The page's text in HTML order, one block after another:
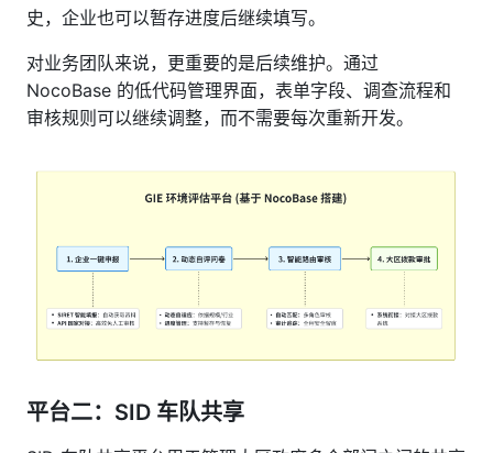
史，企业也可以暂存进度后继续填写。
对业务团队来说，更重要的是后续维护。通过
NocoBase 的低代码管理界面，表单字段、调查流程和
审核规则可以继续调整，而不需要每次重新开发。
平台二：SID 车队共享